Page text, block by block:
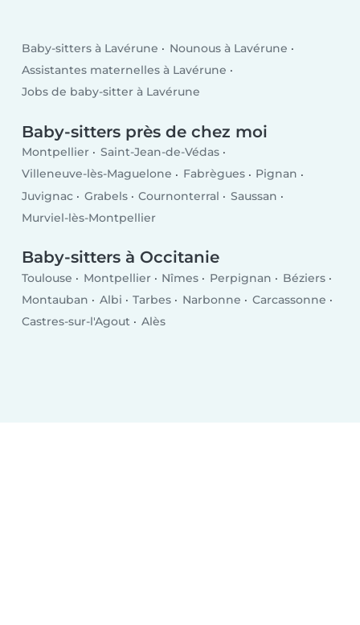
Baby-sitters à Lavérune
Nounous à Lavérune
Assistantes maternelles à Lavérune
Jobs de baby-sitter à Lavérune
Baby-sitters près de chez moi
Montpellier
Saint-Jean-de-Védas
Villeneuve-lès-Maguelone
Fabrègues
Pignan
Juvignac
Grabels Cournonterral
Saussan
Murviel-lès-Montpellier
Baby-sitters à Occitanie
Toulouse Montpellier Nîmes Perpignan
Béziers
Montauban
Albi Tarbes Narbonne
Carcassonne
Castres-sur-l'Agout
Alès